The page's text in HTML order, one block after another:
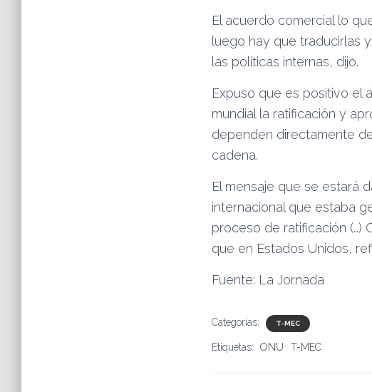
El acuerdo comercial lo
luego hay que traducirlas
las políticas internas, dijo.
Expuso que es positivo el
mundial la ratificación y
dependen directamente
cadena.
El mensaje que se estará
internacional que estaba
proceso de ratificación (…)
que en Estados Unidos,
Fuente: La Jornada
Categorías: T-MEC
Etiquetas: ONU T-MEC